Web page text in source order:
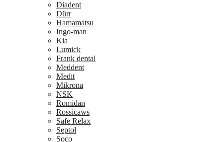
Diadent
Dürr
Hamamatsu
Ingo-man
Kia
Lumick
Frank dental
Meddent
Medit
Mikrona
NSK
Romidan
Rossicaws
Safe Relax
Septol
Soco